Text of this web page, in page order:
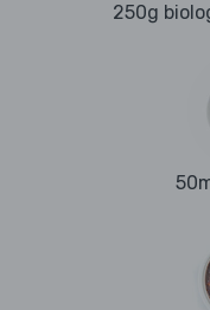
250g